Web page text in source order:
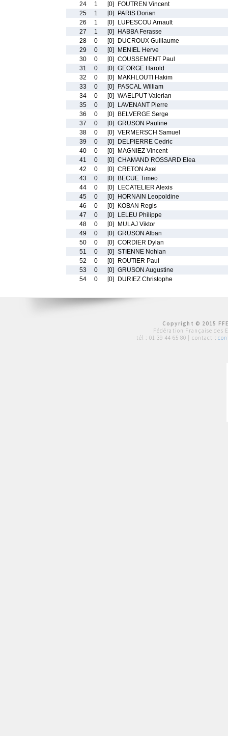
24
1 [0]
FOUTREN Vincent
25
1 [0]
PARIS Dorian
26
1 [0]
LUPESCOU Arnault
27
1 [0]
HABBA Ferasse
28
0 [0]
DUCROUX Guillaume
29
0 [0]
MENIEL Herve
30
0 [0] COUSSEMENT Paul
31
0 [0] GEORGE Harold
32
0 [0]
MAKHLOUTI Hakim
33
0 [0]
PASCAL William
34
0 [0] WAELPUT Valerian
35
0 [0]
LAVENANT Pierre
36
0 [0]
BELVERGE Serge
37
0 [0] GRUSON Pauline
38
0 [0] VERMERSCH Samuel
39
0 [0]
DELPIERRE Cedric
40
0 [0]
MAGNIEZ Vincent
41
0 [0] CHAMAND ROSSARD Elea
42
0 [0] CRETON Axel
43
0 [0]
BECUE Timeo
44
0 [0]
LECATELIER Alexis
45
0 [0]
HORNAIN Leopoldine
46
0 [0]
KOBAN Regis
47
0 [0]
LELEU Philippe
48
0 [0]
MULAJ Viktor
49
0 [0] GRUSON Alban
50
0 [0] CORDIER Dylan
51
0 [0] STIENNE Nohlan
52
0 [0]
ROUTIER Paul
53
0 [0] GRUSON Augustine
54
0 [0] DURIEZ Christophe
Copyright © 2015
Fédération Française des
tél : 01 39 44 65 80 | contact :